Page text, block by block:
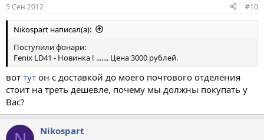
5 Сен 2012 #10
Nikospart написал(а):
Поступили фонари:
Fenix LD41 - Новинка ! ....... Цена 3000 рублей.
вот тут он с доставкой до моего почтового отделения
стоит на треть дешевле, почему мы должны покупать у
Вас?
Nikospart